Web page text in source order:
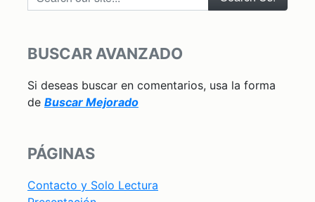
BUSCAR AVANZADO
Si deseas buscar en comentarios, usa la forma
de Buscar Mejorado
PÁGINAS
Contacto y Solo Lectura